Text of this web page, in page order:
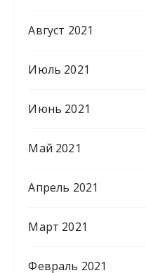
Август 2021
Июль 2021
Июнь 2021
Май 2021
Апрель 2021
Март 2021
Февраль 2021